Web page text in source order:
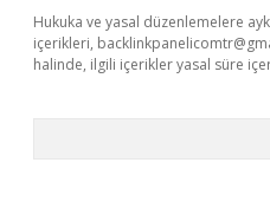
Hukuka ve yasal düzenlemelere
içerikleri,
halinde, ilgili içerikler yasal süre